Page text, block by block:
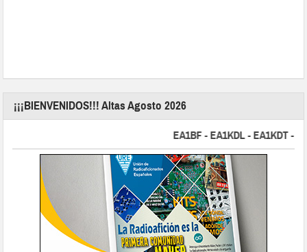
¡¡¡BIENVENIDOS!!! Altas Agosto 2026
EA1BF - EA1KDL - EA1KDT -